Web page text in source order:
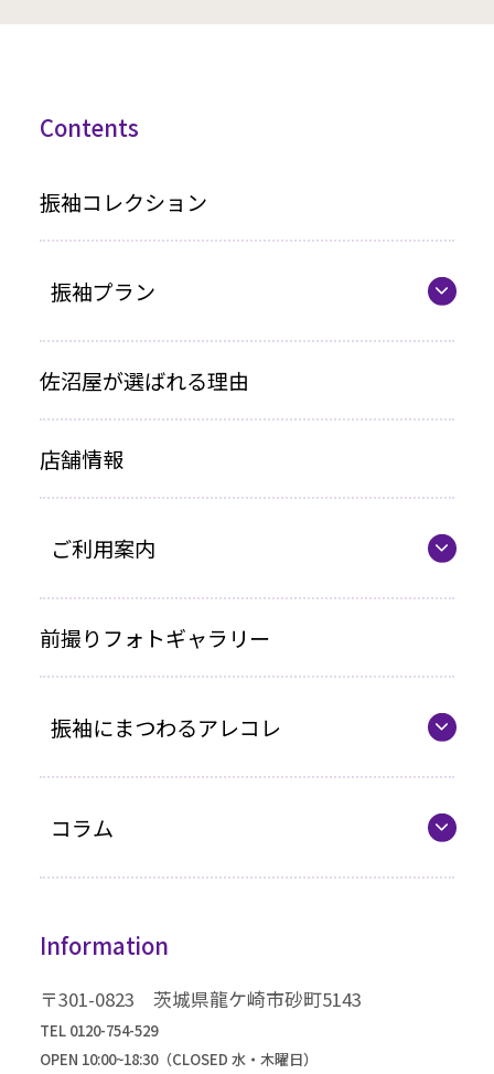
Contents
振袖コレクション
振袖プラン
レンタルプラン
お買い上げプラン
ママ振プラン
佐沼屋が選ばれる理由
店舗情報
ご利用案内
各種お支払い方法
車いすをご利用の方へ
企業情報
前撮りフォトギャラリー
振袖にまつわるアレコレ
コラム
成人式までの流れ
Information
〒301-0823 茨城県龍ケ崎市砂町5143
TEL 0120-754-529
OPEN 10:00~18:30（CLOSED 水・木曜日）